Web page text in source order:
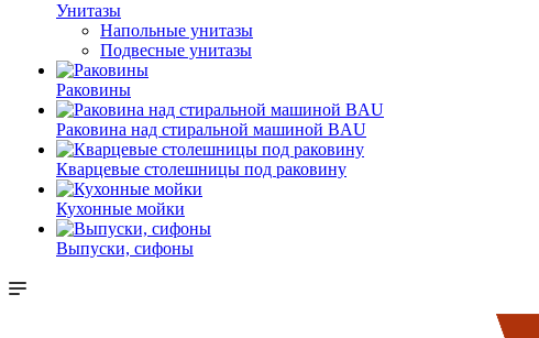
Унитазы
Напольные унитазы
Подвесные унитазы
Раковины
Раковина над стиральной машиной BAU
Кварцевые столешницы под раковину
Кухонные мойки
Выпуски, сифоны